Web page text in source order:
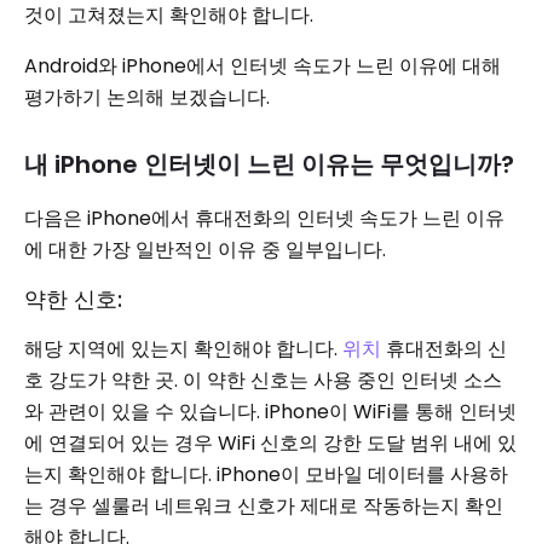
것이 고쳐졌는지 확인해야 합니다.
Android와 iPhone에서 인터넷 속도가 느린 이유에 대해
평가하기 논의해 보겠습니다.
내 iPhone 인터넷이 느린 이유는 무엇입니까?
다음은 iPhone에서 휴대전화의 인터넷 속도가 느린 이유
에 대한 가장 일반적인 이유 중 일부입니다.
약한 신호:
해당 지역에 있는지 확인해야 합니다. 위치 휴대전화의 신
호 강도가 약한 곳. 이 약한 신호는 사용 중인 인터넷 소스
와 관련이 있을 수 있습니다. iPhone이 WiFi를 통해 인터넷
에 연결되어 있는 경우 WiFi 신호의 강한 도달 범위 내에 있
는지 확인해야 합니다. iPhone이 모바일 데이터를 사용하
는 경우 셀룰러 네트워크 신호가 제대로 작동하는지 확인
해야 합니다.